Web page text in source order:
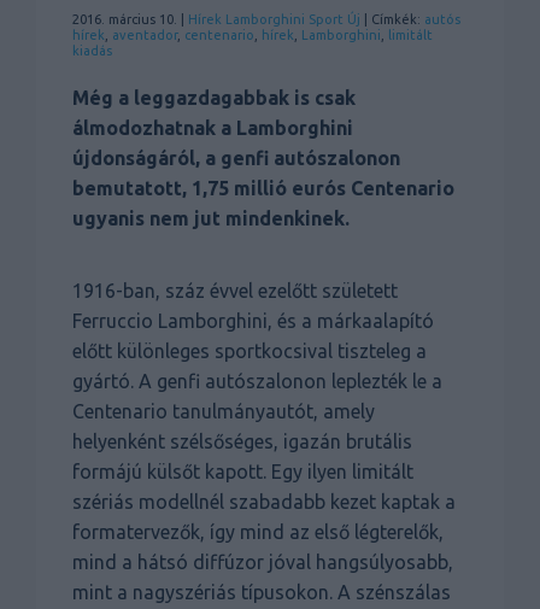
2016. március 10. | Hírek Lamborghini Sport Új | Címkék: autós
hírek
aventador, centenario hírek Lamborghini
limitált
kiadás
Még a leggazdagabbak is csak
álmodozhatnak a Lamborghini
újdonságáról, a genfi autószalonon
bemutatott, 1,75 millió eurós Centenario
ugyanis nem jut mindenkinek.
1916-ban, száz évvel ezelőtt született
Ferruccio Lamborghini, és a márkaalapító
előtt különleges sportkocsival tiszteleg a
gyártó. A genfi autószalonon leplezték le a
Centenario tanulmányautót, amely
helyenként szélsőséges, igazán brutális
formájú külsőt kapott. Egy ilyen limitált
szériás modellnél szabadabb kezet kaptak a
formatervezők, így mind az első légterelők,
mind a hátsó diffúzor jóval hangsúlyosabb,
mint a nagyszériás típusokon. A szénszálas